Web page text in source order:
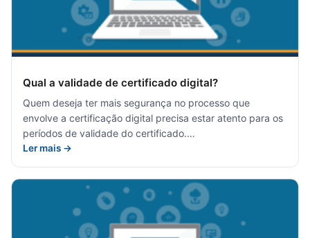
Qual a validade de certificado digital?
Quem deseja ter mais segurança no processo que
envolve a certificação digital precisa estar atento para os
períodos de validade do certificado.…
Ler mais →